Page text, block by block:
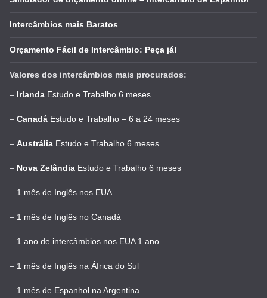
Intercâmbios mais Baratos
Orçamento Fácil de Intercâmbio: Peça já!
Valores dos intercâmbios mais procurados:
– Irlanda Estudo e Trabalho 6 meses
– Canadá Estudo e Trabalho – 6 a 24 meses
– Austrália Estudo e Trabalho 6 meses
– Nova Zelândia Estudo e Trabalho 6 meses
– 1 mês de Inglês nos EUA
– 1 mês de Inglês no Canadá
– 1 ano de intercâmbios nos EUA 1 ano
– 1 mês de Inglês na África do Sul
– 1 mês de Espanhol na Argentina